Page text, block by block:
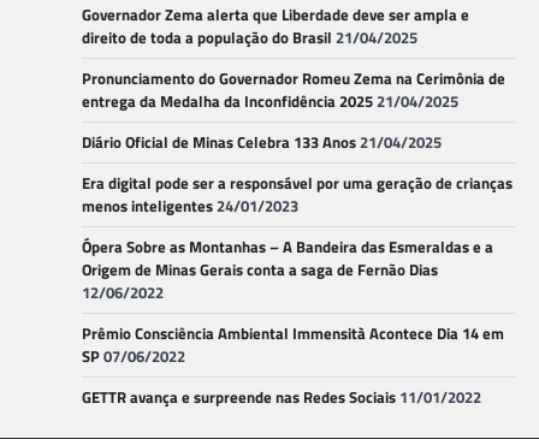
Governador Zema alerta que Liberdade deve ser ampla e
direito de toda a população do Brasil 21/04/2025
Pronunciamento do Governador Romeu Zema na Cerimônia de
entrega da Medalha da Inconfidência 202521/04/2025
Diário Oficial de Minas Celebra 133 Anos21/04/2025
Era digital pode ser a responsável por uma geração de crianças
menos inteligentes24/01/2023
Ópera Sobre as Montanhas – A Bandeira das Esmeraldas e a
Origem de Minas Gerais conta a saga de Fernão Dias
12/06/2022
Prêmio Consciência Ambiental Immensità Acontece Dia 14 em
SP07/06/2022
GETTR avança e surpreende nas Redes Sociais 11/01/2022